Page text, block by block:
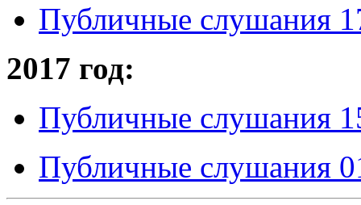
Публичные слушания
2017 год:
Публичные слушания
Публичные слушания